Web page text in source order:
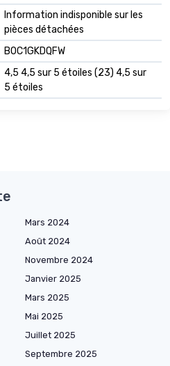
‎Information indisponible sur les
pièces détachées
B0C1GKDQFW
4,5 4,5 sur 5 étoiles (23) 4,5 sur
5 étoiles
Mars 2024
Août 2024
Novembre 2024
Janvier 2025
Mars 2025
Mai 2025
Juillet 2025
Septembre 2025